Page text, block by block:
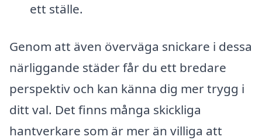
ett ställe.
Genom att även överväga snickare i dessa
närliggande städer får du ett bredare
perspektiv och kan känna dig mer trygg i
ditt val. Det finns många skickliga
hantverkare som är mer än villiga att